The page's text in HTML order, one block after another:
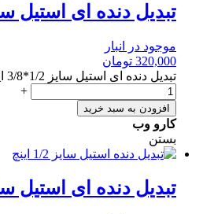
تبدیل دنده ای استیل سایز 1/2*3/8
موجود در انبار
320,000 تومان
تبدیل دنده ای استیل سایز 1/2*3/8 اینچ عدد
+
افزودن به سبد خرید
کارو وب
بستن
تبدیل دنده ای استیل سایز 3/4 * 1